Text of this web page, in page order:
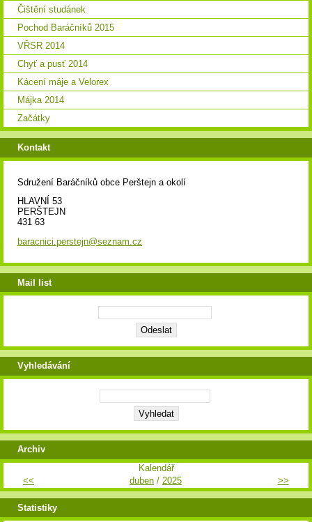
Čištění studánek
Pochod Baráčníků 2015
VŘSR 2014
Chyť a pusť 2014
Kácení máje a Velorex
Májka 2014
Začátky
Kontakt
Sdružení Baráčníků obce Perštejn a okolí
HLAVNÍ 53
PERŠTEJN
431 63
baracnici.perstejn@seznam.cz
Mail list
Vyhledávání
Archiv
Kalendář
<<
duben / 2025 >>
Statistiky